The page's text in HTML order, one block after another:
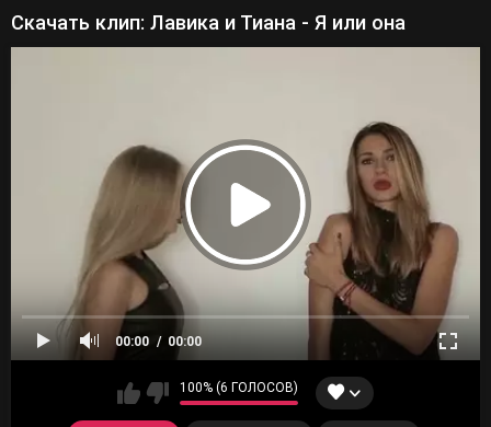
Скачать клип: Лавика и Тиана - Я или она
00:00 00:00
100% (6 ГОЛОСОВ)